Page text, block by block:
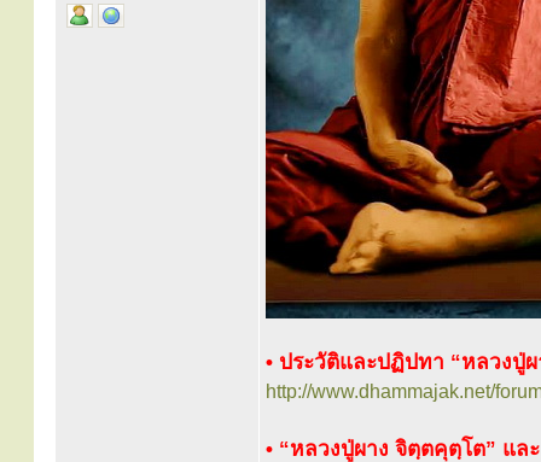
• ประวัติและปฏิปทา “หลวงปู่
http://www.dhammajak.net/
• “หลวงปู่ผาง จิตฺตคุตฺโต” แล